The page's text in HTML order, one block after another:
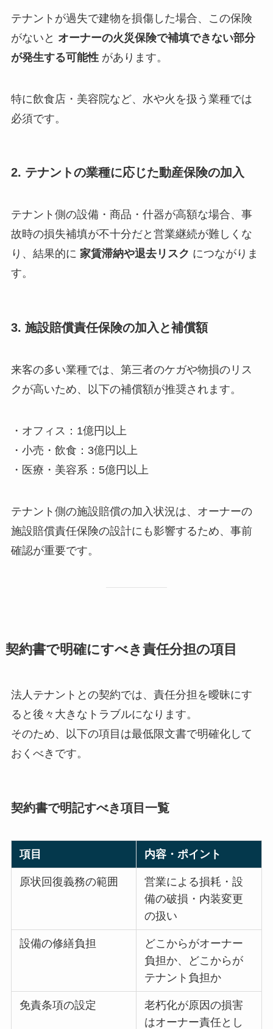
テナントが過失で建物を損傷した場合、この保険
がないと オーナーの火災保険で補填できない部分
が発生する可能性があります。
特に飲食店・美容院など、水や火を扱う業種では
必須です。
2. テナントの業種に応じた動産保険の加入
テナント側の設備・商品・什器が高額な場合、事
故時の損失補填が不十分だと営業継続が難しくな
り、結果的に 家賃滞納や退去リスク につながりま
す。
3. 施設賠償責任保険の加入と補償額
来客の多い業種では、第三者のケガや物損のリス
クが高いため、以下の補償額が推奨されます。
・オフィス：1億円以上
・小売・飲食：3億円以上
・医療・美容系：5億円以上
テナント側の施設賠償の加入状況は、オーナーの
施設賠償責任保険の設計にも影響するため、事前
確認が重要です。
契約書で明確にすべき責任分担の項目
法人テナントとの契約では、責任分担を曖昧にす
ると後々大きなトラブルになります。
そのため、以下の項目は最低限文書で明確化して
おくべきです。
契約書で明記すべき項目一覧
項目 内容・ポイント
原状回復義務の範囲
営業による損耗・設
備の破損・内装変更
の扱い
設備の修繕負担
どこからがオーナー
負担か、どこからが
テナント負担か
免責条項の設定
老朽化が原因の損害
はオーナー責任とし